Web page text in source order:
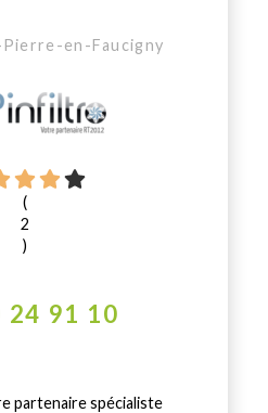
en-Faucigny
(
2
)
24 91 10
partenaire spécialiste